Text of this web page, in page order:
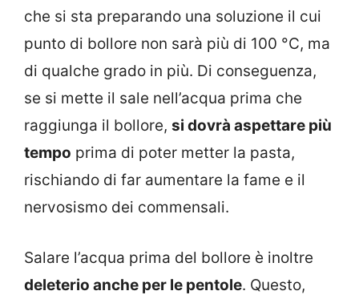
che si sta preparando una soluzione il cui
punto di bollore non sarà più di 100 °C, ma
di qualche grado in più. Di conseguenza,
se si mette il sale nell’acqua prima che
raggiunga il bollore, si dovrà aspettare più
tempo prima di poter metter la pasta,
rischiando di far aumentare la fame e il
nervosismo dei commensali.
Salare l’acqua prima del bollore è inoltre
deleterio anche per le pentole. Questo,